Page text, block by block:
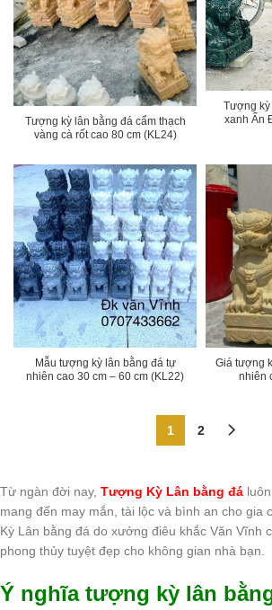
Tượng kỳ lân bằng đá cẩm thạch
vàng cà rốt cao 80 cm (KL24)
Tượng kỳ
xanh Ấn
Mẫu tượng kỳ lân bằng đá tự
nhiên cao 30 cm – 60 cm (KL22)
Giá tượng
nhiên
1 2
Từ ngàn đời nay, Tượng Kỳ Lân bằng đá
mang đến may mắn, tài lộc và bình an cho gia
Kỳ Lân bằng đá do xưởng điêu khắc Văn Vĩnh
phong thủy tuyệt đẹp cho không gian nhà bạn.
Ý nghĩa tượng kỳ lân